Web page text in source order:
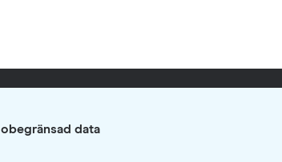
obegränsad data